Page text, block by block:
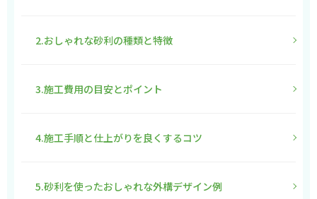
2.おしゃれな砂利の種類と特徴
3.施工費用の目安とポイント
4.施工手順と仕上がりを良くするコツ
5.砂利を使ったおしゃれな外構デザイン例